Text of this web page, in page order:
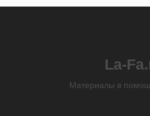
La-
Материалы в